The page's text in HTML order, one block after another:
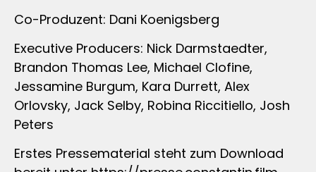
Co-Produzent: Dani Koenigsberg
Executive Producers: Nick Darmstaedter,
Brandon Thomas Lee, Michael Clofine,
Jessamine Burgum, Kara Durrett, Alex
Orlovsky, Jack Selby, Robina Riccitiello, Josh
Peters
Erstes Pressematerial steht zum Download